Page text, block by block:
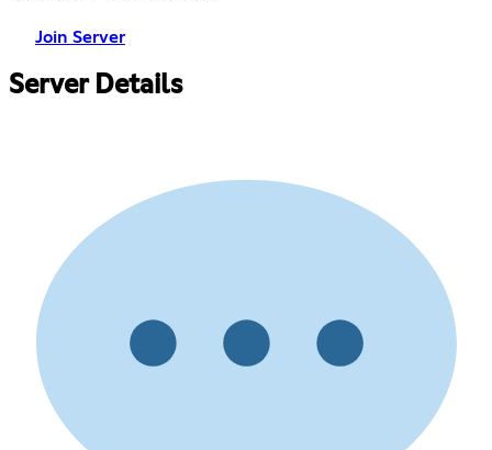
Join Server
Server Details